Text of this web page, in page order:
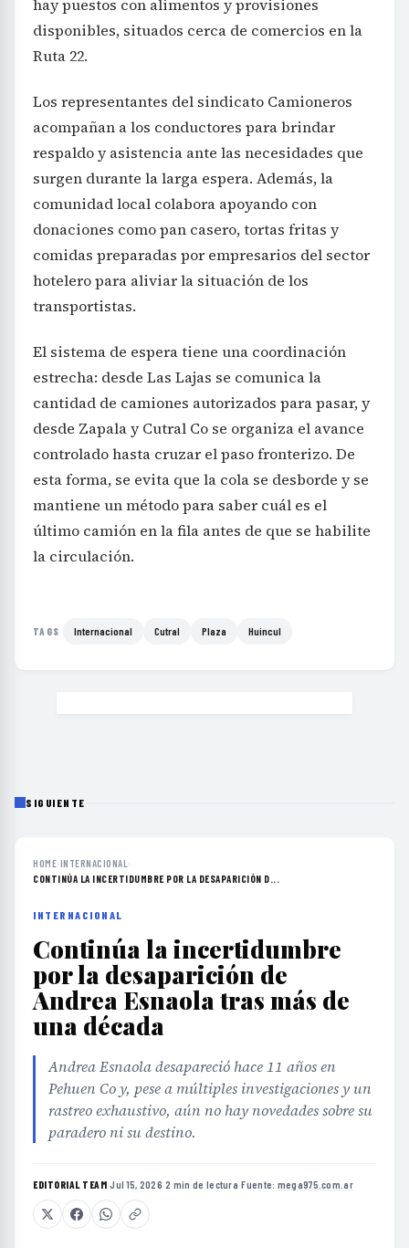
hay puestos con alimentos y provisiones
disponibles, situados cerca de comercios en la
Ruta 22.
Los representantes del sindicato Camioneros
acompañan a los conductores para brindar
respaldo y asistencia ante las necesidades que
surgen durante la larga espera. Además, la
comunidad local colabora apoyando con
donaciones como pan casero, tortas fritas y
comidas preparadas por empresarios del sector
hotelero para aliviar la situación de los
transportistas.
El sistema de espera tiene una coordinación
estrecha: desde Las Lajas se comunica la
cantidad de camiones autorizados para pasar, y
desde Zapala y Cutral Co se organiza el avance
controlado hasta cruzar el paso fronterizo. De
esta forma, se evita que la cola se desborde y se
mantiene un método para saber cuál es el
último camión en la fila antes de que se habilite
la circulación.
TAGS Internacional Cutral Plaza Huincul
SIGUIENTE
HOME›INTERNACIONAL ›
CONTINÚA LA INCERTIDUMBRE POR LA DESAPARICIÓN D...
INTERNACIONAL
Continúa la incertidumbre
por la desaparición de
Andrea Esnaola tras más de
una década
Andrea Esnaola desapareció hace 11 años en
Pehuen Co y, pese a múltiples investigaciones y un
rastreo exhaustivo, aún no hay novedades sobre su
paradero ni su destino.
EDITORIAL TEAM·Jul 15, 2026·2 min de lectura·Fuente: mega975.com.ar